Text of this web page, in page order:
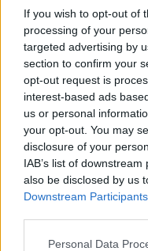
If you wish to opt-out of
processing of your
targeted advertising by
section to confirm your
opt-out request is
interest-based ads
us or personal
your opt-out. You may
disclosure of your
IAB’s list of
also be disclosed by us
Downstream Participants
Please note that this
Personal Data
γραμμές, νιώθω
καριέρα μου στο
και όχι
παράδειγμα,
της, ενώ εκείνη
χρόνια
αυτή είναι και η
εκείνη την
προστατεύσω
πως ισχύει και
επίσης